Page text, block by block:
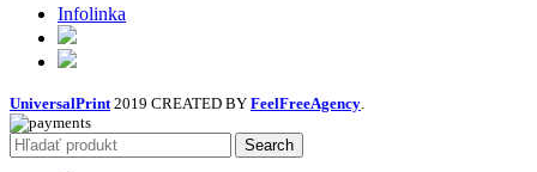
Infolinka
UniversalPrint 2019 CREATED BY FeelFreeAgency.
Search